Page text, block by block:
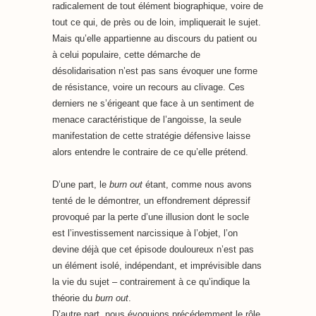
radicalement de tout élément biographique, voire de
tout ce qui, de près ou de loin, impliquerait le sujet.
Mais qu’elle appartienne au discours du patient ou
à celui populaire, cette démarche de
désolidarisation n’est pas sans évoquer une forme
de résistance, voire un recours au clivage. Ces
derniers ne s’érigeant que face à un sentiment de
menace caractéristique de l’angoisse, la seule
manifestation de cette stratégie défensive laisse
alors entendre le contraire de ce qu’elle prétend.
D’une part, le burn out étant, comme nous avons
tenté de le démontrer, un effondrement dépressif
provoqué par la perte d’une illusion dont le socle
est l’investissement narcissique à l’objet, l’on
devine déjà que cet épisode douloureux n’est pas
un élément isolé, indépendant, et imprévisible dans
la vie du sujet – contrairement à ce qu’indique la
théorie du burn out.